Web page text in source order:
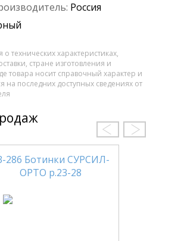
Россия
технических характеристиках,
стране изготовления и
товара носит справочный характер и
на последних доступных сведениях от
286 Ботинки СУРСИЛ-
ОРТО р.23-28